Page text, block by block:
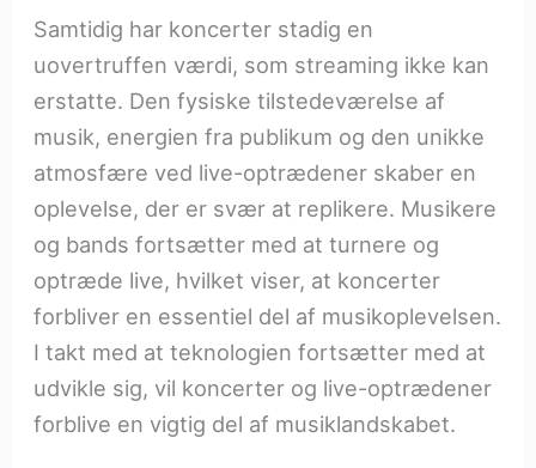
Samtidig har koncerter stadig en
uovertruffen værdi, som streaming ikke kan
erstatte. Den fysiske tilstedeværelse af
musik, energien fra publikum og den unikke
atmosfære ved live-optrædener skaber en
oplevelse, der er svær at replikere. Musikere
og bands fortsætter med at turnere og
optræde live, hvilket viser, at koncerter
forbliver en essentiel del af musikoplevelsen.
I takt med at teknologien fortsætter med at
udvikle sig, vil koncerter og live-optrædener
forblive en vigtig del af musiklandskabet.